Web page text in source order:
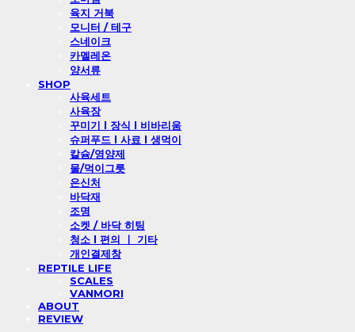
육지 거북
모니터 / 테구
스네이크
카멜레온
양서류
SHOP
사육세트
사육장
꾸미기 l 장식 l 비바리움
슈퍼푸드 l 사료 l 생먹이
칼슘/영양제
물/먹이그릇
은신처
바닥재
조명
소켓 / 바닥 히팅
청소 l 편의 ㅣ 기타
개인결제창
REPTILE LIFE
SCALES
VANMORI
ABOUT
REVIEW